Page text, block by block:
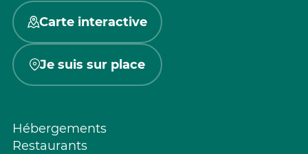
Carte interactive
Je suis sur place
Hébergements
Restaurants